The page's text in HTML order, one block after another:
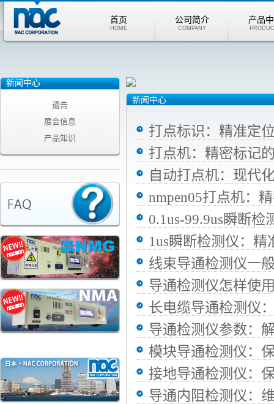
首页
HOME
公司简介
COMPANY
产品
新闻中心
通告
展会信息
产品知识
新闻中心
打点标识：精准定
打点机：精密标记
自动打点机：现代
nmpen05打点机：
0.1us-99.9us瞬断
1us瞬断检测仪：
线束导通检测仪一
导通检测仪怎样使
长电缆导通检测仪
导通检测仪参数：
模块导通检测仪：
接地导通检测仪：
导通内阻检测仪：